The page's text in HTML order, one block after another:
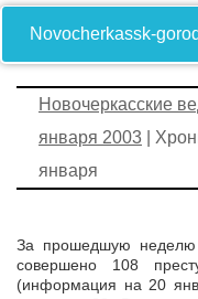
Novocherkassk-
Новочеркасские
января 2003 |
января
За прошедшую неделю
совершено 108
(информация на 20